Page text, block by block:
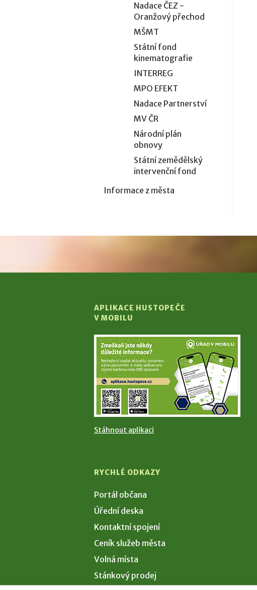
Nadace ČEZ -
Oranžový přechod
MŠMT
Státní fond
kinematografie
INTERREG
MPO EFEKT
Nadace Partnerství
MV ČR
Národní plán
obnovy
Státní zemědělský
intervenční fond
Informace z města
APLIKACE HUSTOPEČE
V MOBILU
Stáhnout aplikaci
RYCHLÉ ODKAZY
Portál občana
Úřední deska
Kontaktní spojení
Ceník služeb města
Volná místa
Stánkový prodej